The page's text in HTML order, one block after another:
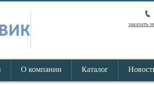
заказать
О компании Каталог